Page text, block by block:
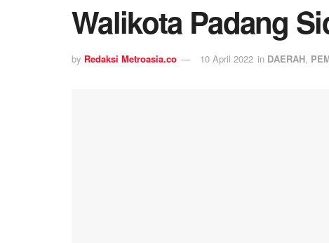
Walikota Padang
by Redaksi Metroasia.co 10 April 2022 in DAERAH,